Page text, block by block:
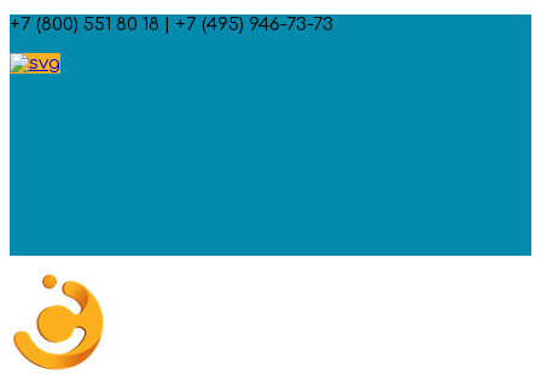
+7 (800) 551 80 18 | +7 (495) 946-73-73